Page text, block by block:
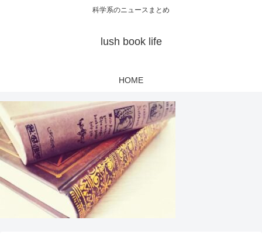
科学系のニュースまとめ
lush book life
HOME